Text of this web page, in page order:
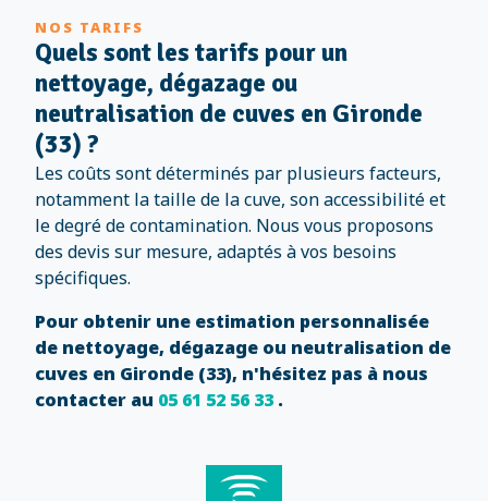
NOS TARIFS
Quels sont les tarifs pour un
nettoyage, dégazage ou
neutralisation de cuves en Gironde
(33) ?
Les coûts sont déterminés par plusieurs facteurs,
notamment la taille de la cuve, son accessibilité et
le degré de contamination. Nous vous proposons
des devis sur mesure, adaptés à vos besoins
spécifiques.
Pour obtenir une estimation personnalisée
de nettoyage, dégazage ou neutralisation de
cuves en Gironde (33), n'hésitez pas à nous
contacter au 05 61 52 56 33 .